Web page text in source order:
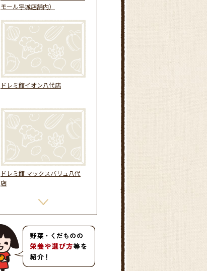
モール宇城店舗内）
ドレミ館イオン八代店
ドレミ館 マックスバリュ八代
店
農産物直売所 ひかわ市場